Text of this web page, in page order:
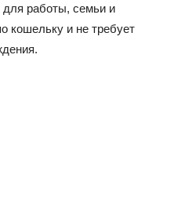
для работы, семьи и
кошельку и не требует